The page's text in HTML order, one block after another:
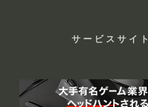
サービスサイト